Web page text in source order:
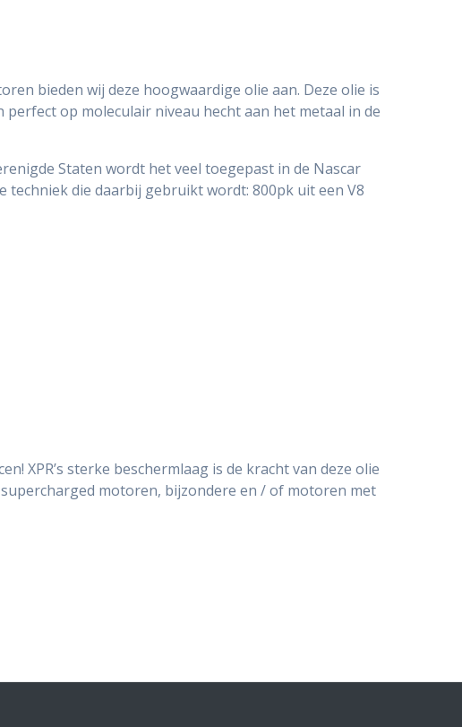
bieden wij deze hoogwaardige olie aan. Deze olie is
op moleculair niveau hecht aan het metaal in de
Staten wordt het veel toegepast in de Nascar
techniek die daarbij gebruikt wordt: 800pk uit een V8
XPR’s sterke beschermlaag is de kracht van deze olie
motoren, bijzondere en / of motoren met